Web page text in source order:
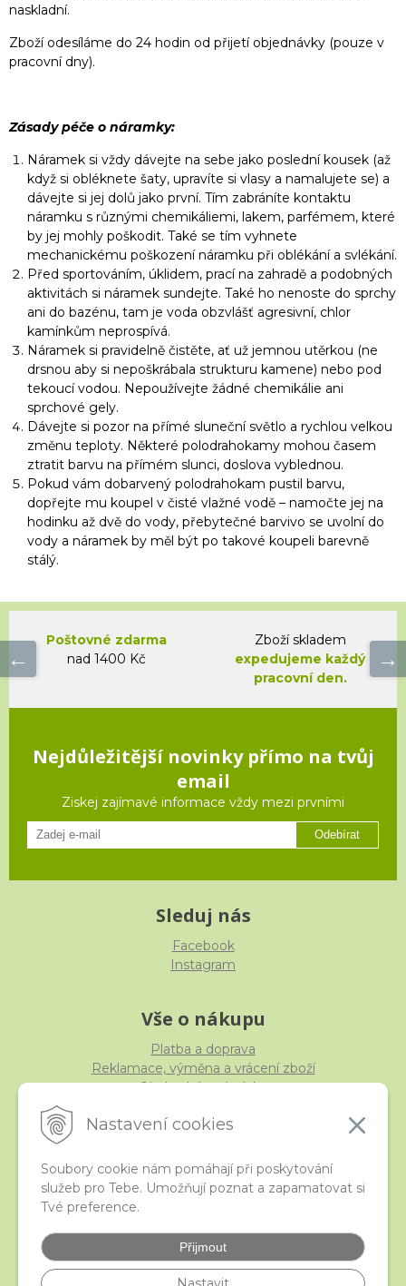
Nastavení cookies
Soubory cookie nám pomáhají při poskytování
služeb pro Tebe. Umožňují poznat a zapamatovat si
Tvé preference.
Přijmout
naskladní.
Zboží odesíláme do 24 hodin od přijetí objednávky (pouze v
pracovní dny).
Zásady péče o náramky:
Náramek si vždy dávejte na sebe jako poslední kousek (až
když si obléknete šaty, upravíte si vlasy a namalujete se) a
dávejte si jej dolů jako první. Tím zabráníte kontaktu
náramku s různými chemikáliemi, lakem, parfémem, které
by jej mohly poškodit. Také se tím vyhnete
mechanickému poškození náramku při oblékání a svlékání.
Před sportováním, úklidem, prací na zahradě a podobných
aktivitách si náramek sundejte. Také ho nenoste do sprchy
ani do bazénu, tam je voda obzvlášť agresivní, chlor
kamínkům neprospívá.
Náramek si pravidelně čistěte, ať už jemnou utěrkou (ne
drsnou aby si nepoškrábala strukturu kamene) nebo pod
tekoucí vodou. Nepoužívejte žádné chemikálie ani
sprchové gely.
Dávejte si pozor na přímé sluneční světlo a rychlou velkou
změnu teploty. Některé polodrahokamy mohou časem
ztratit barvu na přímém slunci, doslova vyblednou.
Pokud vám dobarvený polodrahokam pustil barvu,
dopřejte mu koupel v čisté vlažné vodě – namočte jej na
hodinku až dvě do vody, přebytečné barvivo se uvolní do
vody a náramek by měl být po takové koupeli barevně
stálý.
Poštovné zdarma
nad 1400 Kč
Zboží skladem
expedujeme každý
pracovní den.
Nejdůležitější novinky přímo na tvůj
email
Ziskej zajímavé informace vždy mezi prvními
Odebírat
Sleduj nás
Facebook
Instagram
Vše o nákupu
Platba a doprava
Reklamace, výměna a vrácení zboží
Obchodní podmínky
iStraka
Velkoobchod
Nejčastější otázky
České puncovní značky